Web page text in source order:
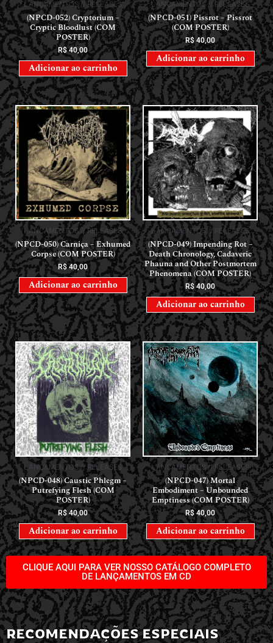
LANÇAMENTOS // RELEASES
(NPCD-052) Cryptorium –
Cryptic Bloodlust (COM
POSTER)
R$40,00
Adicionar ao carrinho
LANÇAMENTOS // RELEASES
(NPCD-051) Pissrot – Pissrot
(COM POSTER)
R$40,00
Adicionar ao carrinho
LANÇAMENTOS // RELEASES
(NPCD-050) Carniça – Exhumed
Corpse (COM POSTER)
R$40,00
Adicionar ao carrinho
LANÇAMENTOS // RELEASES
(NPCD-049) Impending Rot –
Death Chronology, Cadaveric
Phauna and Other Postmortem
Phenomena (COM POSTER)
R$40,00
Adicionar ao carrinho
LANÇAMENTOS // RELEASES
(NPCD-048) Caustic Phlegm –
Putrefying Flesh (COM
POSTER)
R$ 40,00
Adicionar ao carrinho
LANÇAMENTOS // RELEASES
(NPCD-047) Mortal
Embodiment – Unbounded
Emptiness (COM POSTER)
R$40,00
Adicionar ao carrinho
CLIQUE AQUI PARA VER NOSSO CATÁLOGO COMPLETO
DE LANÇAMENTOS EM CD
RECOMENDAÇÕES ESPECIAIS